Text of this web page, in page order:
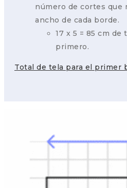
número de cortes que
ancho de cada borde.
17 x 5 = 85 cm de
primero.
Total de tela para el primer